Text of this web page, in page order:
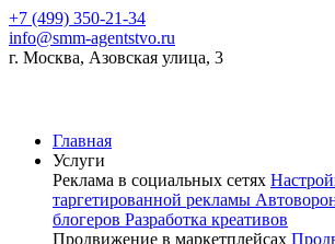
+7 (499) 350-21-34
info@smm-agentstvo.ru
г. Москва, Азовская улица, 3
Главная
Услуги
Реклама в социальных сетях
таргетированной рекламы
блогеров Разработка креативов
Продвижение в маркетплейсах